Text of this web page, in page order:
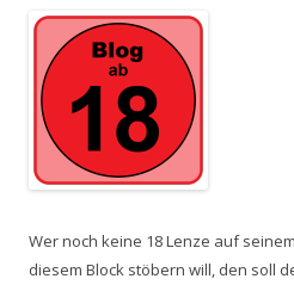
Wer noch keine 18 Lenze auf
diesem Block stöbern will, den soll